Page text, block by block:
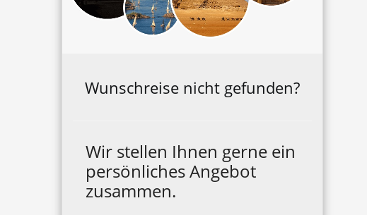
Wunschreise nicht gefunden?
Wir stellen Ihnen gerne ein
persönliches Angebot
zusammen.